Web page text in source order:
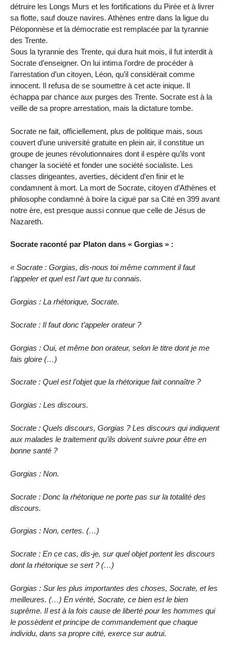
détruire les Longs Murs et les fortifications du Pirée et à livrer
sa flotte, sauf douze navires. Athènes entre dans la ligue du
Péloponnèse et la démocratie est remplacée par la tyrannie
des Trente.
Sous la tyrannie des Trente, qui dura huit mois, il fut interdit à
Socrate d’enseigner. On lui intima l’ordre de procéder à
l’arrestation d’un citoyen, Léon, qu’il considérait comme
innocent. Il refusa de se soumettre à cet acte inique. Il
échappa par chance aux purges des Trente. Socrate est à la
veille de sa propre arrestation, mais la dictature tombe.
Socrate ne fait, officiellement, plus de politique mais, sous
couvert d’une université gratuite en plein air, il constitue un
groupe de jeunes révolutionnaires dont il espère qu’ils vont
changer la société et fonder une société socialiste. Les
classes dirigeantes, averties, décident d’en finir et le
condamnent à mort. La mort de Socrate, citoyen d’Athènes et
philosophe condamné à boire la ciguë par sa Cité en 399 avant
notre ère, est presque aussi connue que celle de Jésus de
Nazareth.
Socrate raconté par Platon dans « Gorgias » :
« Socrate : Gorgias, dis-nous toi même comment il faut
t’appeler et quel est l’art que tu connais.
Gorgias : La rhétorique, Socrate.
Socrate : Il faut donc t’appeler orateur ?
Gorgias : Oui, et même bon orateur, selon le titre dont je me
fais gloire (…)
Socrate : Quel est l’objet que la rhétorique fait connaître ?
Gorgias : Les discours.
Socrate : Quels discours, Gorgias ? Les discours qui indiquent
aux malades le traitement qu’ils doivent suivre pour être en
bonne santé ?
Gorgias : Non.
Socrate : Donc la rhétorique ne porte pas sur la totalité des
discours.
Gorgias : Non, certes. (…)
Socrate : En ce cas, dis-je, sur quel objet portent les discours
dont la rhétorique se sert ? (…)
Gorgias : Sur les plus importantes des choses, Socrate, et les
meilleures. (…) En vérité, Socrate, ce bien est le bien
suprême. Il est à la fois cause de liberté pour les hommes qui
le possèdent et principe de commandement que chaque
individu, dans sa propre cité, exerce sur autrui.